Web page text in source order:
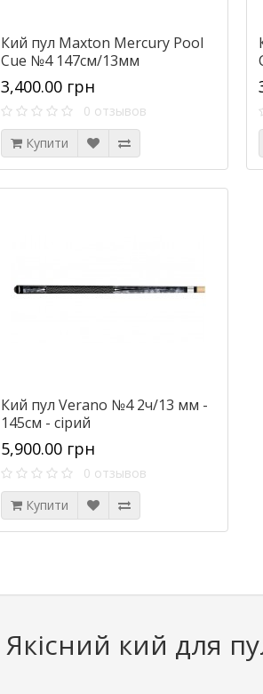
Кий пул Maxton Mercury Pool
Cue №4 147см/13мм
3,400.00 грн
0 отзывов
Купити
Кий пул Verano №4 2ч/13 мм -
145см - сірий
5,900.00 грн
0 отзывов
Купити
Якісний кий для